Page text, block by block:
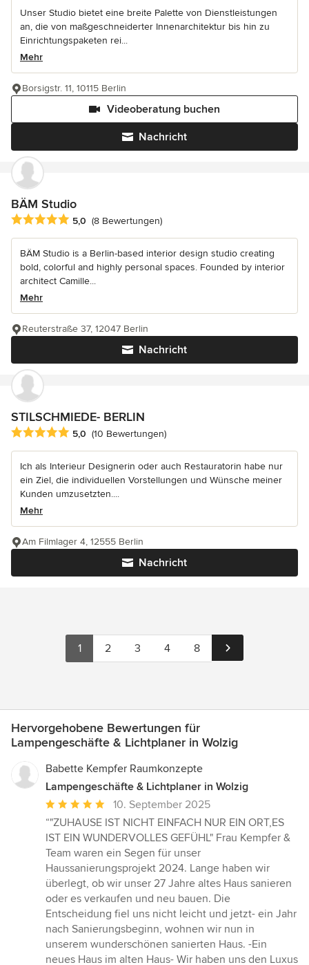
Unser Studio bietet eine breite Palette von Dienstleistungen
an, die von maßgeschneiderter Innenarchitektur bis hin zu
Einrichtungspaketen rei...
Mehr
Nachricht
Videoberatung buchen
Borsigstr. 11, 10115 Berlin
BÄM Studio
Durchschnittliche Bewertung: 5 von 5 Sternen
5,0 (8 Bewertungen)
BÄM Studio is a Berlin-based interior design studio creating
bold, colorful and highly personal spaces. Founded by interior
architect Camille...
Mehr
Nachricht
Reuterstraße 37, 12047 Berlin
STILSCHMIEDE- BERLIN
Durchschnittliche Bewertung: 5 von 5 Sternen
5,0 (10 Bewertungen)
Ich als Interieur Designerin oder auch Restauratorin habe nur
ein Ziel, die individuellen Vorstellungen und Wünsche meiner
Kunden umzusetzten....
Mehr
Nachricht
Am Filmlager 4, 12555 Berlin
1 2 3 4 8
Hervorgehobene Bewertungen für
Lampengeschäfte & Lichtplaner in Wolzig
Babette Kempfer Raumkonzepte
Lampengeschäfte & Lichtplaner in Wolzig
Durchschnittliche
Bewertung:
5
von
5
Sternen
10. September 2025
“"ZUHAUSE IST NICHT EINFACH NUR EIN ORT,ES
IST EIN WUNDERVOLLES GEFÜHL" Frau Kempfer &
Team waren ein Segen für unser
Haussanierungsprojekt 2024. Lange haben wir
überlegt, ob wir unser 27 Jahre altes Haus sanieren
oder es verkaufen und neu bauen. Die
Entscheidung fiel uns nicht leicht und jetzt- ein Jahr
nach Sanierungsbeginn, wohnen wir nun in
unserem wunderschönen sanierten Haus. -Ein
neues Haus im alten Haus- Wir haben uns den Luxus